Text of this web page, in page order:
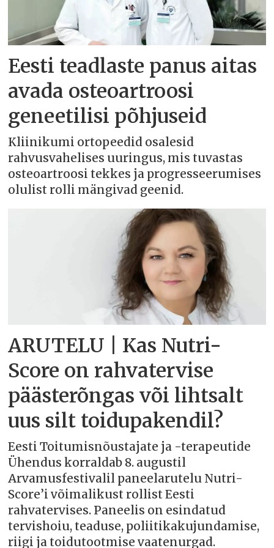
Eesti teadlaste panus aitas
avada osteoartroosi
geneetilisi põhjuseid
Kliinikumi ortopeedid osalesid
rahvusvahelises uuringus, mis tuvastas
osteoartroosi tekkes ja progresseerumises
olulist rolli mängivad geenid.
ARUTELU | Kas Nutri-
Score on rahvatervise
päästerõngas või lihtsalt
uus silt toidupakendil?
Eesti Toitumisnõustajate ja -terapeutide
Ühendus korraldab 8. augustil
Arvamusfestivalil paneelarutelu Nutri-
Score’i võimalikust rollist Eesti
rahvatervises. Paneelis on esindatud
tervishoiu, teaduse, poliitikakujundamise,
riigi ja toidutootmise vaatenurgad.